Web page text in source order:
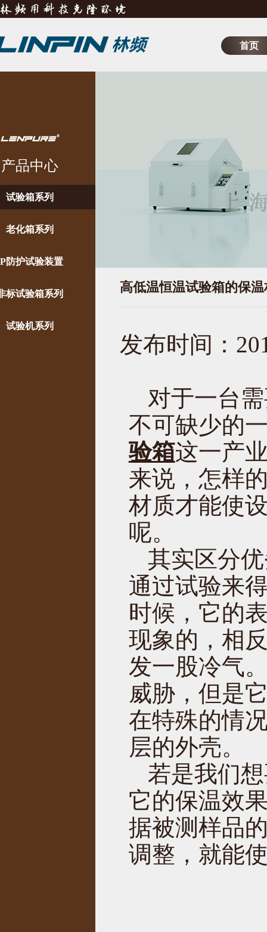
首页
产品中心
试验箱系列
老化箱系列
防护试验装置
标试验箱系列
试验机系列
高低温恒温试验箱的保
发布时间：
对于一台
不可缺少的
验箱这一产
来说，怎样
材质才能使
呢。
其实区分
通过试验来
时候，它的
现象的，相
发一股冷气
威胁，但是
在特殊的情
层的外壳。
若是我们
它的保温效
据被测样品
调整，就能